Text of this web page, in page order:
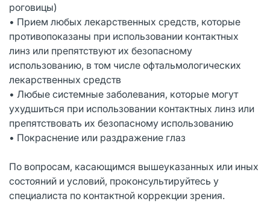
роговицы)
• Прием любых лекарственных средств, которые
противопоказаны при использовании контактных
линз или препятствуют их безопасному
использованию, в том числе офтальмологических
лекарственных средств
• Любые системные заболевания, которые могут
ухудшиться при использовании контактных линз или
препятствовать их безопасному использованию
• Покраснение или раздражение глаз
По вопросам, касающимся вышеуказанных или иных
состояний и условий, проконсультируйтесь у
специалиста по контактной коррекции зрения.